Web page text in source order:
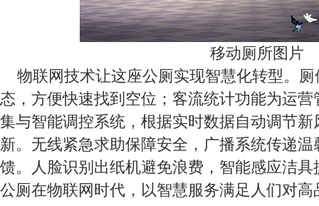
移动厕所图片
物联网技术让这座公厕实现智慧化转型。厕
态，方便快速找到空位；客流统计功能为运
集与智能调控系统，根据实时数据自动调节
新。无线紧急求助保障安全，广播系统传递
馈。人脸识别出纸机避免浪费，智能感应洁
公厕在物联网时代，以智慧服务满足人们对